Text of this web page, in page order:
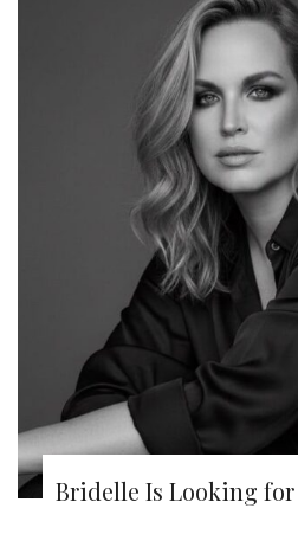
Bridelle Is Looking